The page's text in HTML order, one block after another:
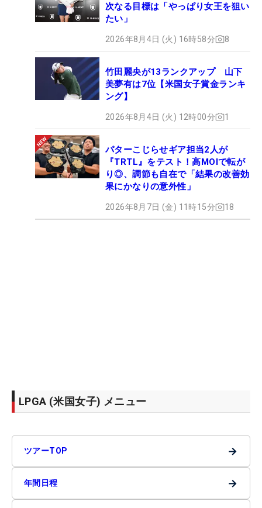
次なる目標は「やっぱり女王を狙い
たい」
2026年8月4日 (火) 16時58分 8
竹田麗央が13ランクアップ 山下
美夢有は7位【米国女子賞金ランキ
ング】
2026年8月4日 (火) 12時00分 1
パターこじらせギア担当2人が
『TRTL』をテスト！高MOIで転が
り◎、調節も自在で「結果の改善効
果にかなりの意外性」
2026年8月7日 (金) 11時15分 18
LPGA (米国女子) メニュー
ツアーTOP →
年間日程 →